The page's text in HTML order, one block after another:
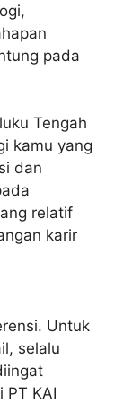
pada
Tengah
kamu yang
dan
relatif
karir
Untuk
selalu
PT KAI